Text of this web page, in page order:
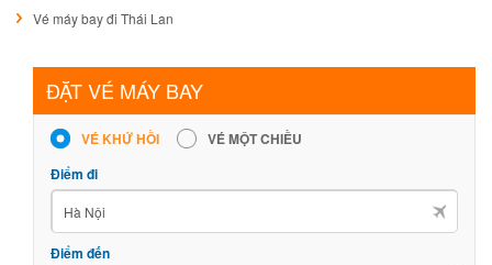
Vé máy bay đi Thái Lan
ĐẶT VÉ MÁY BAY
VÉ KHỨ HỒI
VÉ MỘT CHIỀU
Điểm đi
Điểm đến